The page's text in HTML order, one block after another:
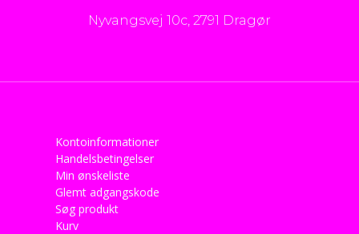
Nyvangsvej 10c, 2791 Dragør
Kontoinformationer
Handelsbetingelser
Min ønskeliste
Glemt adgangskode
Søg produkt
Kurv